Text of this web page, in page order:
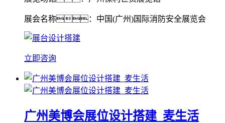
展会名称：中国(广州)国际消防安全展览会
立即咨询
广州美博会展位设计搭建_麦生活